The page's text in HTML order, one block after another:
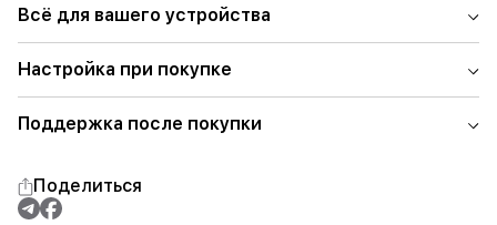
Всё для вашего устройства
Настройка при покупке
Поддержка после покупки
Поделиться